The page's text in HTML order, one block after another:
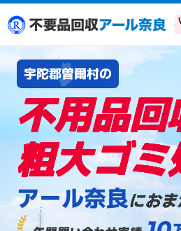
宇陀郡曽爾村の
不用品回
粗大ゴミ
アール奈良におま